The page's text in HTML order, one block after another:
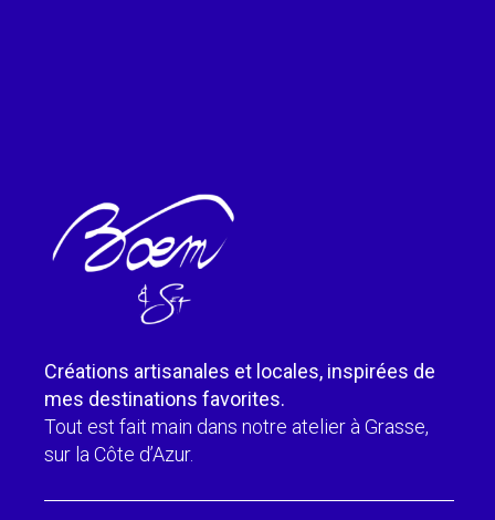
Créations artisanales et locales, inspirées de
mes destinations favorites.
Tout est fait main dans notre atelier à Grasse,
sur la Côte d’Azur.